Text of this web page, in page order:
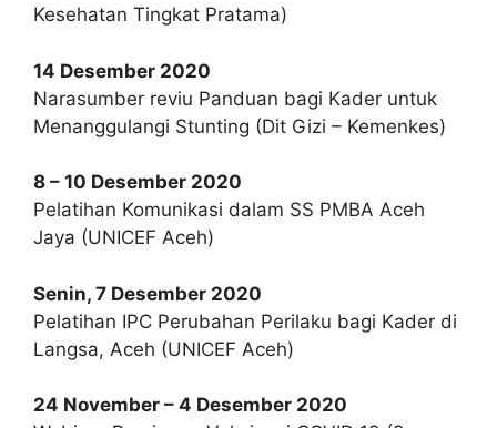
Kesehatan Tingkat Pratama)
14 Desember 2020
Narasumber reviu Panduan bagi Kader untuk
Menanggulangi Stunting (Dit Gizi – Kemenkes)
8 – 10 Desember 2020
Pelatihan Komunikasi dalam SS PMBA Aceh
Jaya (UNICEF Aceh)
Senin, 7 Desember 2020
Pelatihan IPC Perubahan Perilaku bagi Kader di
Langsa, Aceh (UNICEF Aceh)
24 November – 4 Desember 2020